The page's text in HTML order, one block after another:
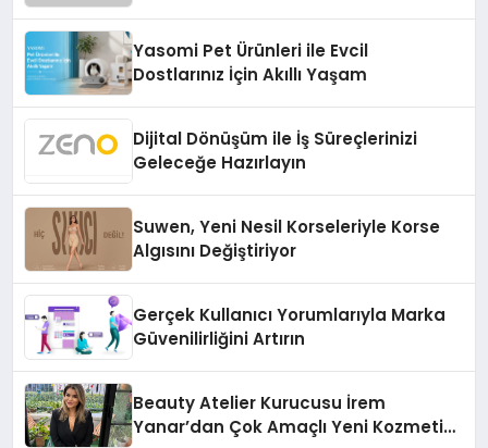
Yasomi Pet Ürünleri ile Evcil
Dostlarınız İçin Akıllı Yaşam
Dijital Dönüşüm ile İş Süreçlerinizi
Geleceğe Hazırlayın
Suwen, Yeni Nesil Korseleriyle Korse
Algısını Değiştiriyor
Gerçek Kullanıcı Yorumlarıyla Marka
Güvenilirliğini Artırın
Beauty Atelier Kurucusu İrem
Yanar’dan Çok Amaçlı Yeni Kozmetik